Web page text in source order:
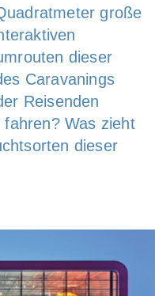
große
dieser
Caravanings
Reisenden
Was zieht
dieser